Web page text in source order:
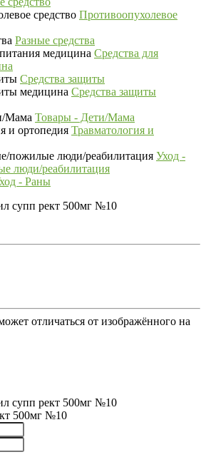
Противоопухолевое
Разные средства
Средства для
Средства защиты
Средства защиты
Товары - Дети/Мама
Травматология и
Уход -
люди/реабилитация
- Раны
отличаться от изображённого на
500мг №10